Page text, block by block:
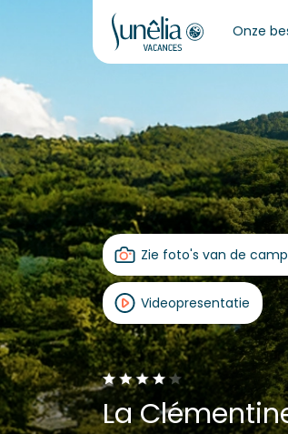
Onze
Zie foto's van de
Videopresentatie
La